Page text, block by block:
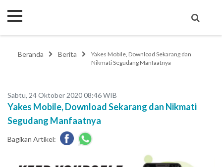
Beranda Berita
Yakes Mobile, Download Sekarang dan
Nikmati Segudang Manfaatnya
Sabtu, 24 Oktober 2020 08:46 WIB
Yakes Mobile, Download Sekarang dan Nikmati
Segudang Manfaatnya
Bagikan Artikel: